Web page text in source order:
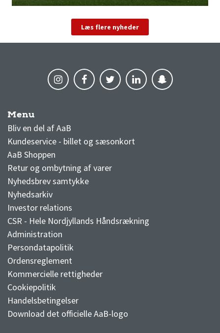
Læs flere nyheder
Menu
Bliv en del af AaB
Kundeservice - billet og sæsonkort
AaB Shoppen
Retur og ombytning af varer
Nyhedsbrev samtykke
Nyhedsarkiv
Investor relations
CSR - Hele Nordjyllands Håndsrækning
Administration
Persondatapolitik
Ordensreglement
Kommercielle rettigheder
Cookiepolitik
Handelsbetingelser
Download det officielle AaB-logo